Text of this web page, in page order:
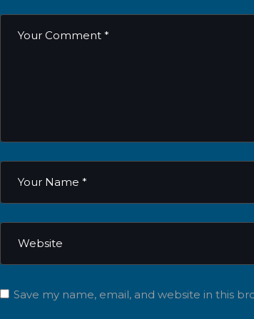
Save my name, email, and website in this